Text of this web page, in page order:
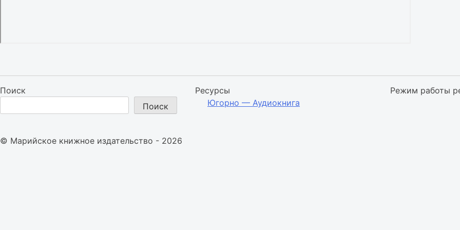
Поиск
Поиск
Ресурсы
Югорно — Аудиокнига
Режим работы
© Марийское книжное издательство - 2026